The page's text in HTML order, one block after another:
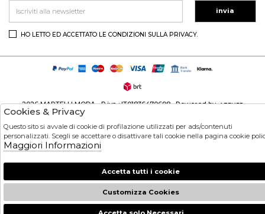
HO LETTO ED ACCETTATO LE CONDIZIONI SULLA PRIVACY.
invia
2026 MARTELLI MODA - P.iva : IT01836470698 Powered byATELIER
GRUPPO ZUCCHETTI
Cookies & Privacy
Questo sito si avvale di cookie di profilazione utilizzati per ads/contenuti
personalizzati. Scegli se accettare o disattivare tali cookie nella pagina cookie
Maggiori Informazioni
Accetta tutti i cookie
Customizza Cookies